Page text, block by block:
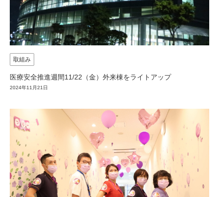
取組み
医療安全推進週間11/22（金）外来棟をライトアップ
2024年11月21日